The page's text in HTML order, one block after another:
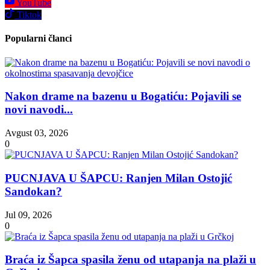
YouTube
Tiktok
Popularni članci
Nakon drame na bazenu u Bogatiću: Pojavili se
novi navodi...
Avgust 03, 2026
0
PUCNJAVA U ŠAPCU: Ranjen Milan Ostojić
Sandokan?
Jul 09, 2026
0
Braća iz Šapca spasila ženu od utapanja na plaži u